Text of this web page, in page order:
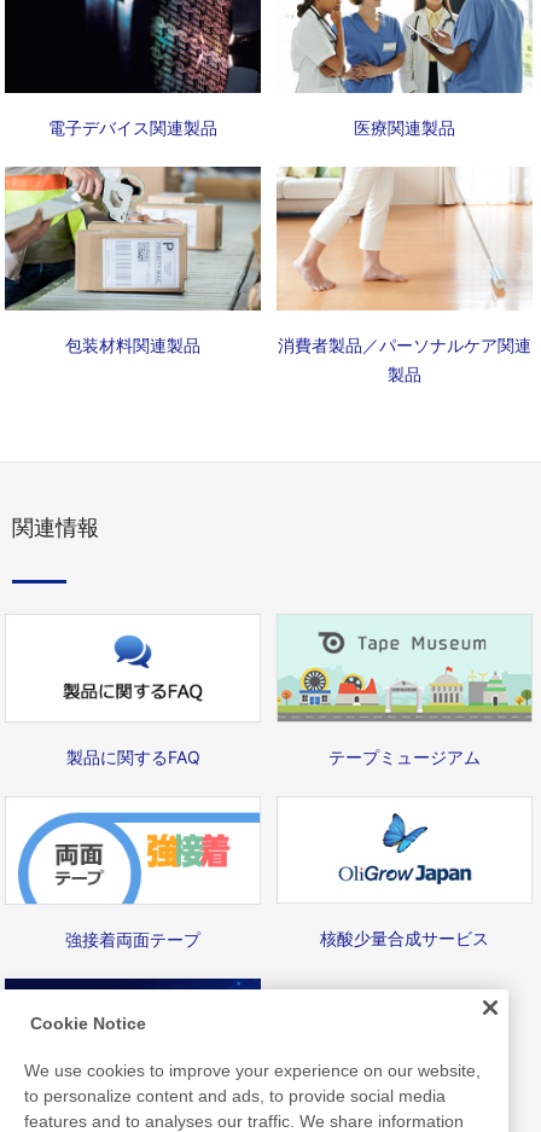
電子デバイス関連製品 医療関連製品
包装材料関連製品
消費者製品／パーソナルケア関連
製品
関連情報
製品に関するFAQ テープミュージアム
強接着両面テープ 核酸少量合成サービス
Nittoライブラリ
Cookie Notice
We use cookies to improve your experience on our website,
to personalize content and ads, to provide social media
features and to analyses our traffic. We share information